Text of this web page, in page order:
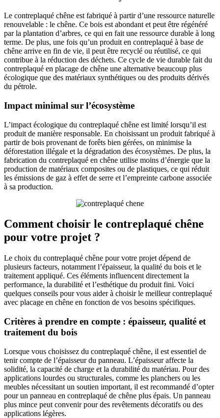
Le contreplaqué chêne est fabriqué à partir d’une ressource naturelle
renouvelable : le chêne. Ce bois est abondant et peut être régénéré
par la plantation d’arbres, ce qui en fait une ressource durable à long
terme. De plus, une fois qu’un produit en contreplaqué à base de
chêne arrive en fin de vie, il peut être recyclé ou réutilisé, ce qui
contribue à la réduction des déchets. Ce cycle de vie durable fait du
contreplaqué en placage de chêne une alternative beaucoup plus
écologique que des matériaux synthétiques ou des produits dérivés
du pétrole.
Impact minimal sur l’écosystème
L’impact écologique du contreplaqué chêne est limité lorsqu’il est
produit de manière responsable. En choisissant un produit fabriqué à
partir de bois provenant de forêts bien gérées, on minimise la
déforestation illégale et la dégradation des écosystèmes. De plus, la
fabrication du contreplaqué en chêne utilise moins d’énergie que la
production de matériaux composites ou de plastiques, ce qui réduit
les émissions de gaz à effet de serre et l’empreinte carbone associée
à sa production.
Comment choisir le contreplaqué chêne
pour votre projet ?
Le choix du contreplaqué chêne pour votre projet dépend de
plusieurs facteurs, notamment l’épaisseur, la qualité du bois et le
traitement appliqué. Ces éléments influencent directement la
performance, la durabilité et l’esthétique du produit fini. Voici
quelques conseils pour vous aider à choisir le meilleur contreplaqué
avec placage en chêne en fonction de vos besoins spécifiques.
Critères à prendre en compte : épaisseur, qualité et
traitement du bois
Lorsque vous choisissez du contreplaqué chêne, il est essentiel de
tenir compte de l’épaisseur du panneau. L’épaisseur affecte la
solidité, la capacité de charge et la durabilité du matériau. Pour des
applications lourdes ou structurales, comme les planchers ou les
meubles nécessitant un soutien important, il est recommandé d’opter
pour un panneau en contreplaqué de chêne plus épais. Un panneau
plus mince peut convenir pour des revêtements décoratifs ou des
applications légères.